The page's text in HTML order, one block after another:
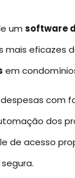
um software
mais eficazes
em
com
dos
de acesso